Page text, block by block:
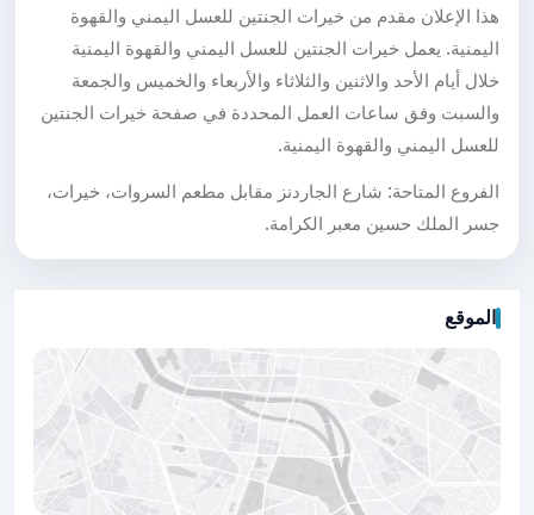
هذا الإعلان مقدم من خيرات الجنتين للعسل اليمني والقهوة
اليمنية. يعمل خيرات الجنتين للعسل اليمني والقهوة اليمنية
خلال أيام الأحد والاثنين والثلاثاء والأربعاء والخميس والجمعة
والسبت وفق ساعات العمل المحددة في صفحة خيرات الجنتين
للعسل اليمني والقهوة اليمنية.
الفروع المتاحة: شارع الجاردنز مقابل مطعم السروات، خيرات،
جسر الملك حسين معبر الكرامة.
الموقع